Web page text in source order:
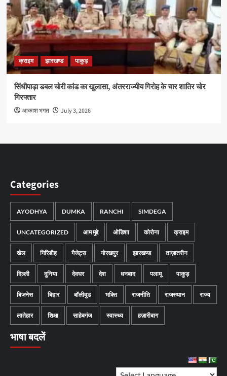
क्राइम झारखण्ड पाकुड़
सिंधीपाड़ा डबल चोरी कांड का खुलासा, अंतरराज्यीय गिरोह के चार शातिर चोर
गिरफ्तार
आकाश भगत July 3, 2026
Categories
AYODHYA DUMKA RANCHI SIMDEGA
UNCATEGORIZED आम मुद्दे ओडिशा कोरोना क्राइम
खेल गिरिडीह गैजेट्स गोरखपुर झारखण्ड ताज़ातरीन
दिल्ली दुनिया देवघर देश धनबाद पलामू पाकुड़
बिजनेस बिहार बॉलीवुड भक्ति राजनीति राजस्थान राज्य
लातेहार शिक्षा साहेबगंज स्वास्थ्य हज़ारीबाग
भाषा बदलें